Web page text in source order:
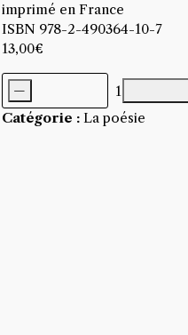
imprimé en France
ISBN 978-2-490364-10-7
13,00€
quantité
de
-
Catégorie : La poésie